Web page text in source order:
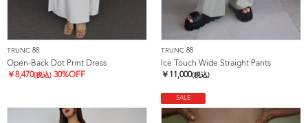
TRUNC 88
Open-Back Dot Print Dress
￥8,470(税込) 30%OFF
TRUNC 88
Ice Touch Wide Straight Pants
￥ 11,000(税込)
SALE